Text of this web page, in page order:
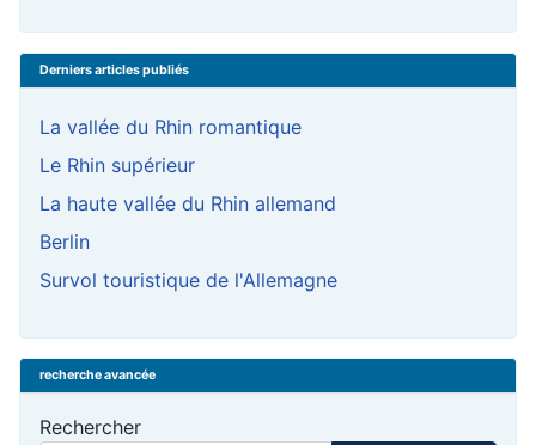
Derniers articles publiés
La vallée du Rhin romantique
Le Rhin supérieur
La haute vallée du Rhin allemand
Berlin
Survol touristique de l'Allemagne
recherche avancée
Rechercher